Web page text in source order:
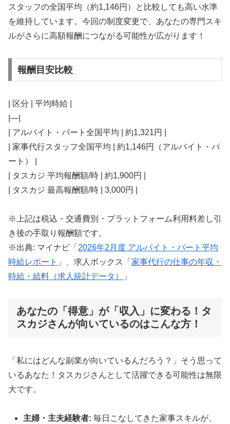
スタッフの全国平均（約1,146円）と比較しても高い水準
を維持しています。今回の制度変更で、あなたの専門スキ
ルがさらに高額報酬につながる可能性が広がります！
報酬目安比較
| 区分 | 平均時給 |
|—|
| アルバイト・パート全国平均 | 約1,321円 |
| 家事代行スタッフ全国平均 | 約1,146円（アルバイト・パ
ート） |
| タスカジ 平均報酬額/時 | 約1,900円 |
| タスカジ 最高報酬額/時 | 3,000円 |
※上記は税込・交通費別・プラットフォーム利用料差し引
き後の手取り報酬額です。
※出典: マイナビ「 2026年2月度 アルバイト・パート平均
時給レポート 」、求人ボックス「 家事代行の仕事の年収・
時給・給料（求人統計データ）
」
あなたの「得意」が「収入」に変わる！タ
スカジさんが向いているのはこんな方！
「私にはどんな副業が向いているんだろう？」そう思って
いるあなた！タスカジさんとして活躍できる可能性は無限
大です。
主婦・主夫経験者: 毎日こなしてきた家事スキルが、